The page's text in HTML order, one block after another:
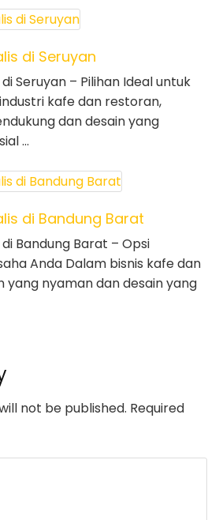
di Seruyan
Seruyan – Pilihan Ideal untuk
kafe dan restoran,
dan desain yang
…
di Bandung Barat
Bandung Barat – Opsi
Anda Dalam bisnis kafe dan
yang nyaman dan desain yang
not be published. Required